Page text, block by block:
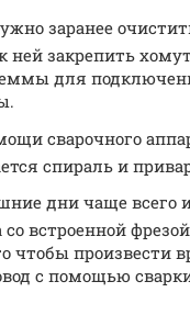
заранее
ней закрепить
для
сварочного
спираль и
дни чаще всего
со встроенной
чтобы произвести
с помощью